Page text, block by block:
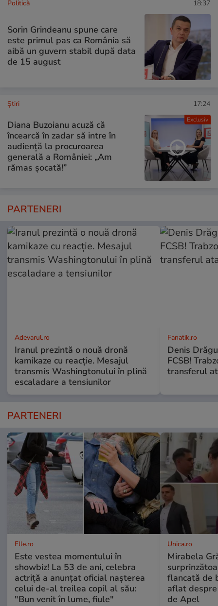
Politică 18:37
Sorin Grindeanu spune care
este primul pas ca România să
aibă un guvern stabil după data
de 15 august
Exclusiv
Ştiri 17:24
Diana Buzoianu acuză că
încearcă în zadar să intre în
audiență la procuroarea
generală a României: „Am
rămas șocată!”
PARTENERI
Adevarul.ro
Iranul prezintă o nouă dronă
kamikaze cu reacție. Mesajul
transmis Washingtonului în plină
escaladare a tensiunilor
Fanatik.ro
Denis
FCSB!
transferul
PARTENERI
Elle.ro
Este vestea momentului în
showbiz! La 53 de ani, celebra
actriță a anunțat oficial nașterea
celui de-al treilea copil al său:
"Bun venit în lume, fiule"
Unica.ro
Mirabela
flancată de
aflat
de Apel